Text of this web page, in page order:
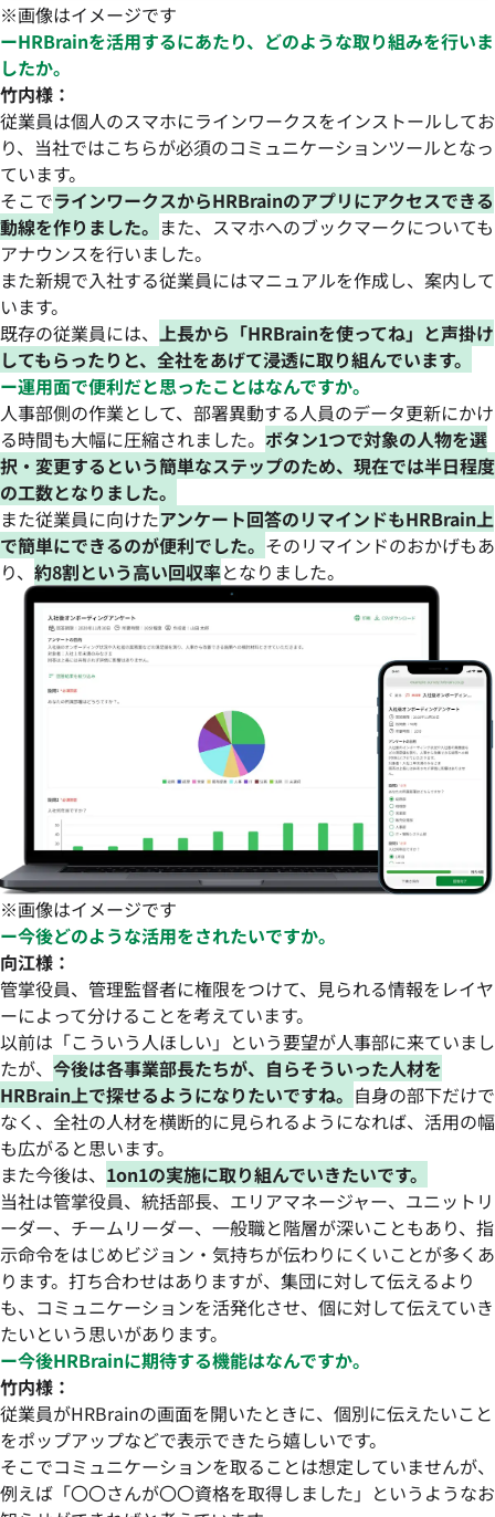
※画像はイメージです
ーHRBrainを活用するにあたり、どのような取り組みを行いま
したか。
竹内様：
従業員は個人のスマホにラインワークスをインストールしてお
り、当社ではこちらが必須のコミュニケーションツールとなっ
ています。
そこでラインワークスからHRBrainのアプリにアクセスできる
動線を作りました。 また、スマホへのブックマークについても
アナウンスを行いました。
また新規で入社する従業員にはマニュアルを作成し、案内して
います。
既存の従業員には、 上長から「HRBrainを使ってね」と声掛け
してもらったりと、全社をあげて浸透に取り組んでいます。
ー運用面で便利だと思ったことはなんですか。
人事部側の作業として、部署異動する人員のデータ更新にかけ
る時間も大幅に圧縮されました。 ボタン1つで対象の人物を選
択・変更するという簡単なステップのため、現在では半日程度
の工数となりました。
また従業員に向けたアンケート回答のリマインドもHRBrain上
で簡単にできるのが便利でした。 そのリマインドのおかげもあ
り、 約8割という高い回収率となりました。
※画像はイメージです
ー今後どのような活用をされたいですか。
向江様：
管掌役員、管理監督者に権限をつけて、見られる情報をレイヤ
ーによって分けることを考えています。
以前は「こういう人ほしい」という要望が人事部に来ていまし
たが、 今後は各事業部長たちが、自らそういった人材を
HRBrain上で探せるようになりたいですね。 自身の部下だけで
なく、全社の人材を横断的に見られるようになれば、活用の幅
も広がると思います。
また今後は、 1on1の実施に取り組んでいきたいです。
当社は管掌役員、統括部長、エリアマネージャー、ユニットリ
ーダー、チームリーダー、一般職と階層が深いこともあり、指
示命令をはじめビジョン・気持ちが伝わりにくいことが多くあ
ります。打ち合わせはありますが、集団に対して伝えるより
も、コミュニケーションを活発化させ、個に対して伝えていき
たいという思いがあります。
ー今後HRBrainに期待する機能はなんですか。
竹内様：
従業員がHRBrainの画面を開いたときに、個別に伝えたいこと
をポップアップなどで表示できたら嬉しいです。
そこでコミュニケーションを取ることは想定していませんが、
例えば「〇〇さんが〇〇資格を取得しました」というようなお